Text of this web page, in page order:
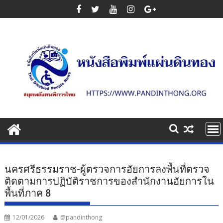
to
นครศรีธรรมราช-ผู้ตรวจการอัยการลงพื้นที่ตรวจ
ติดตามการปฏิบัติราชการของสำนักงานอัยการใน
พื้นที่ภาค 8
12/01/2026 @pandinthong